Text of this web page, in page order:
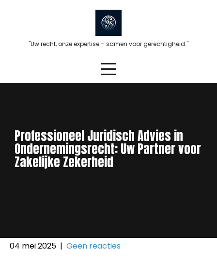
"Uw recht, onze expertise – samen voor gerechtigheid."
Professioneel Juridisch Advies in
Ondernemingsrecht: Uw Partner voor
Zakelijke Zekerheid
04 mei 2025 | Geen reacties